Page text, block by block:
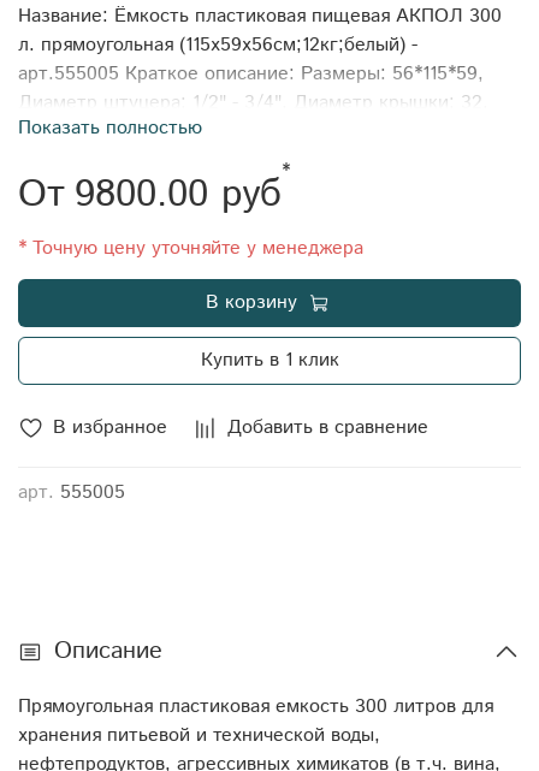
В избранное Добавить в сравнение
арт. 555005
Название: Ёмкость пластиковая пищевая АКПОЛ 300
л. прямоугольная (115x59x56см;12кг;белый) -
арт.555005 Краткое описание: Размеры: 56*115*59,
Диаметр штуцера: 1/2" - 3/4", Диаметр крышки: 32.
Объём: 300 Тип товара: Ёмкости прямоугольные и
узкие Формфактор: прямоугольная Производитель:
АКПОЛ Длина: 115 Ширина: 59 Высота: 56 Вес: 12
Объем транспортный: 0,37996 Габариты: 115x59x56
Штуцер: 1/2" - 3/4" Диаметр крышки: 32 Цвет: белый
Материал наружного/внутреннего слоя: первичный
LLDPE (линейный полиэтилен низкой плотности,
ЛПНП)
Показать полностью
От9800.00 руб*
* Точную цену уточняйте у менеджера
В корзину
Купить в 1 клик
Описание
Прямоугольная пластиковая емкость 300 литров для
хранения питьевой и технической воды,
нефтепродуктов, агрессивных химикатов (в т.ч. вина,